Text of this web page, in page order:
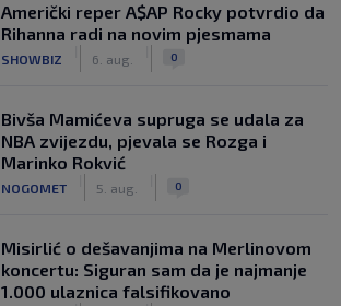
Američki reper A$AP Rocky potvrdio da
Rihanna radi na novim pjesmama
SHOWBIZ 6. aug. 0
Bivša Mamićeva supruga se udala za
NBA zvijezdu, pjevala se Rozga i
Marinko Rokvić
NOGOMET 5. aug. 0
Misirlić o dešavanjima na Merlinovom
koncertu: Siguran sam da je najmanje
1.000 ulaznica falsifikovano